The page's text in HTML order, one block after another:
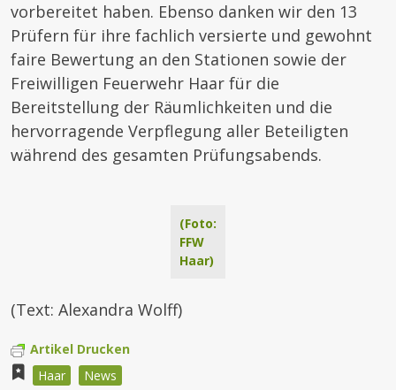
vorbereitet haben. Ebenso danken wir den 13
Prüfern für ihre fachlich versierte und gewohnt
faire Bewertung an den Stationen sowie der
Freiwilligen Feuerwehr Haar für die
Bereitstellung der Räumlichkeiten und die
hervorragende Verpflegung aller Beteiligten
während des gesamten Prüfungsabends.
(Foto:
FFW
Haar)
(Text: Alexandra Wolff)
Artikel Drucken
Haar
News